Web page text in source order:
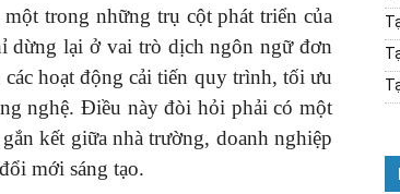
trong những trụ cột phát triển của
dừng lại ở vai trò dịch ngôn ngữ đơn
hoạt động cải tiến quy trình, tối ưu
nghệ. Điều này đòi hỏi phải có một
kết giữa nhà trường, doanh nghiệp
mới sáng tạo.